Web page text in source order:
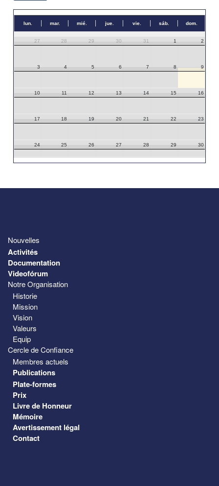
lun. mar. mié. jue. vie. sáb. dom.
27 28 29 30 31 1 2
3 4 5 6 7 8 9
10 11 12 13 14 15 16
17 18 19 20 21 22 23
24 25 26 27 28 29 30
Nouvelles
Activités
Documentation
Videofórum
Notre Organisation
Historie
Mission
Vision
Valeurs
Equip
Cercle de Confiance
Membres actuels
Publications
Plate-formes
Prix
Livre de Honneur
Mémoire
Avertissement légal
Contact